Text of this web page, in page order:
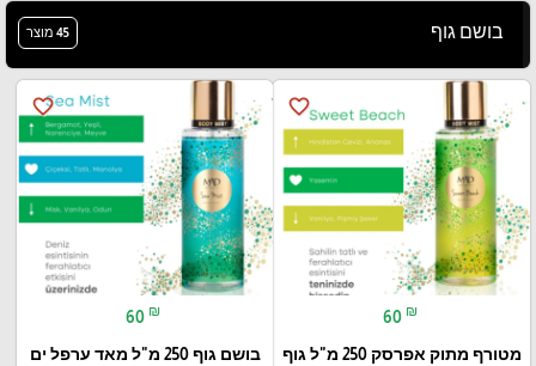
בושם גוף 45 מוצר
favorite_border
60 ₪
מטורף מתוק אפרסק 250 מ"ל גוף
favorite_border
60 ₪
בושם גוף 250 מ"ל מאד ערפל ים